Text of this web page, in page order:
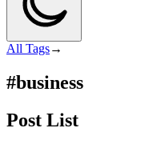
All Tags→
#business
Post List